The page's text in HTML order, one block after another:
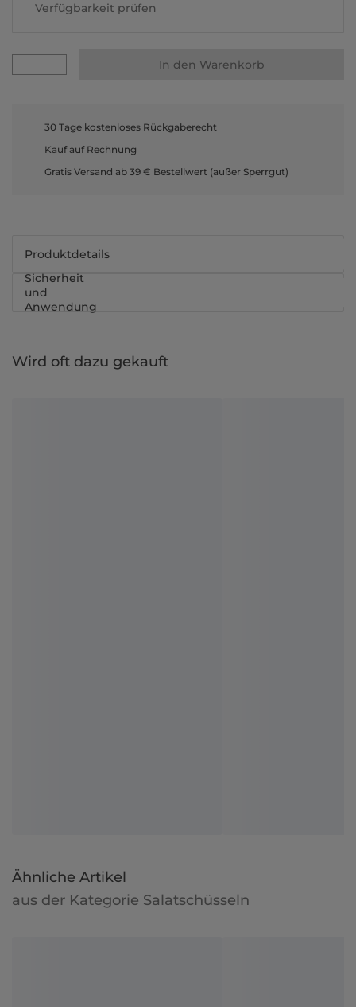
Verfügbarkeit prüfen
In den Warenkorb
30 Tage kostenloses Rückgaberecht
Kauf auf Rechnung
Gratis Versand ab 39 € Bestellwert (außer Sperrgut)
Produktdetails
Sicherheit
und
Anwendung
Wird oft dazu gekauft
Ähnliche Artikel
aus der Kategorie Salatschüsseln